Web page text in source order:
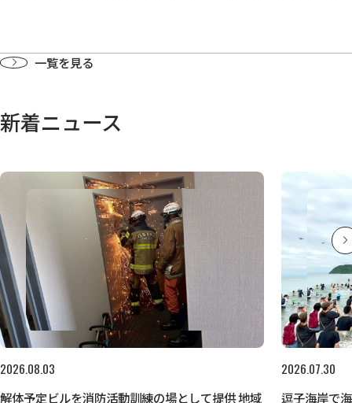
一覧を見る
新着ニュース
2026.08.03
解体予定ビルを消防活動訓練の場として提供 地域
2026.07.30
逗子海岸で